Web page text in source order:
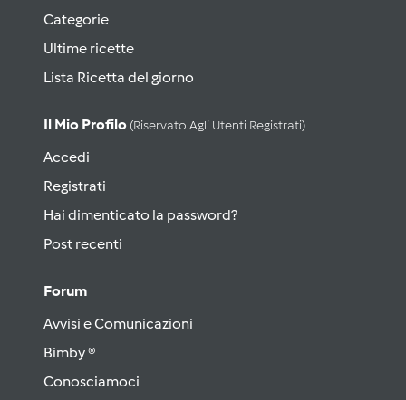
Categorie
Ultime ricette
Lista Ricetta del giorno
Il Mio Profilo (riservato Agli Utenti Registrati)
Accedi
Registrati
Hai dimenticato la password?
Post recenti
Forum
Avvisi e Comunicazioni
Bimby ®
Conosciamoci